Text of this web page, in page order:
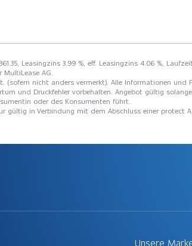
Leasingzins 3.99 %, eff. Leasingzins 4.06 %,
AG.
(sofern nicht anders vermerkt). Alle Informationen
und Druckfehler vorbehalten. Angebot gültig
oder des Konsumenten führt.
gültig in Verbindung mit dem Abschluss einer protect
Unsere